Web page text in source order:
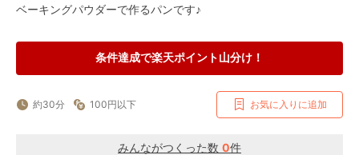
ベーキングパウダーで作るパンです♪
条件達成で楽天ポイント山分け！
約30分 100円以下 お気に入りに追加
みんながつくった数 0件